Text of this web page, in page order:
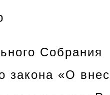
Собрания
закона «О